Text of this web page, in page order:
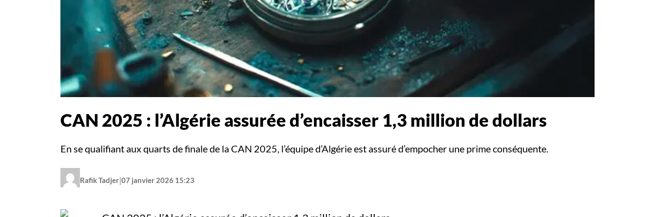
CAN 2025 : l’Algérie assurée d’encaisser 1,3 million de dollars
En se qualifiant aux quarts de finale de la CAN 2025, l’équipe d’Algérie est assuré d’empocher une prime conséquente.
Rafik Tadjer|07 janvier 2026 15:23